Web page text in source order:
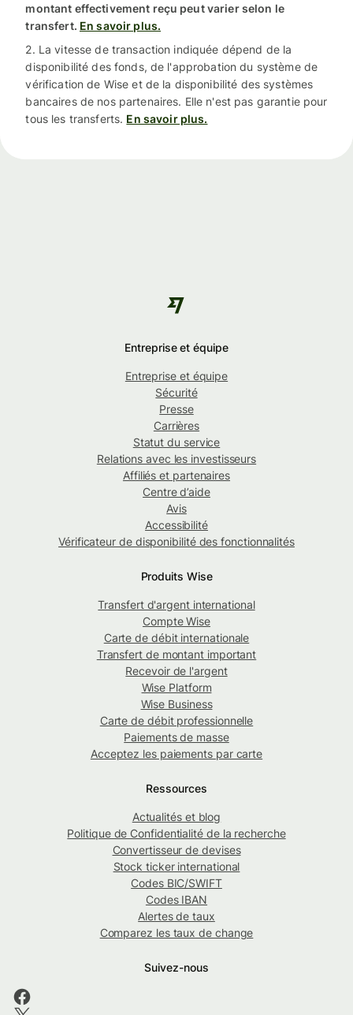
montant effectivement reçu peut varier selon le
transfert. En savoir plus.
2. La vitesse de transaction indiquée dépend de la
disponibilité des fonds, de l'approbation du système de
vérification de Wise et de la disponibilité des systèmes
bancaires de nos partenaires. Elle n'est pas garantie pour
tous les transferts. En savoir plus.
Entreprise et équipe
Entreprise et équipe
Sécurité
Presse
Carrières
Statut du service
Relations avec les investisseurs
Affiliés et partenaires
Centre d’aide
Avis
Accessibilité
Vérificateur de disponibilité des fonctionnalités
Produits Wise
Transfert d'argent international
Compte Wise
Carte de débit internationale
Transfert de montant important
Recevoir de l'argent
Wise Platform
Wise Business
Carte de débit professionnelle
Paiements de masse
Acceptez les paiements par carte
Ressources
Actualités et blog
Politique de Confidentialité de la recherche
Convertisseur de devises
Stock ticker international
Codes BIC/SWIFT
Codes IBAN
Alertes de taux
Comparez les taux de change
Suivez-nous